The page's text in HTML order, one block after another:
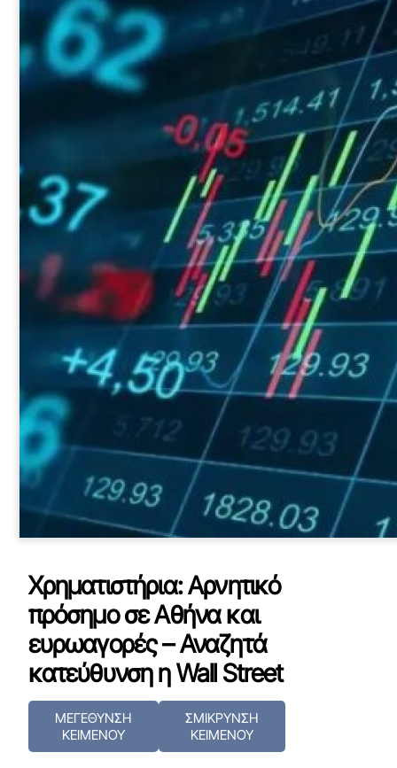
Χρηματιστήρια: Αρνητικό
πρόσημο σε Αθήνα και
ευρωαγορές – Αναζητά
κατεύθυνση η Wall Street
ΜΕΓΕΘΥΝΣΗ
ΚΕΙΜΕΝΟΥ
ΣΜΙΚΡΥΝΣΗ
ΚΕΙΜΕΝΟΥ